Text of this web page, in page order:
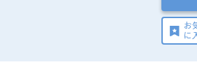
お
に